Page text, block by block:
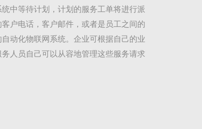
中等待计划，计划的服务工单将进行派
户电话，客户邮件，或者是员工之间的
动化物联网系统。企业可根据自己的业
人员自己可以从容地管理这些服务请求